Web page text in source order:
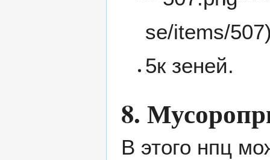
5к зеней.
8.
В этого нпц